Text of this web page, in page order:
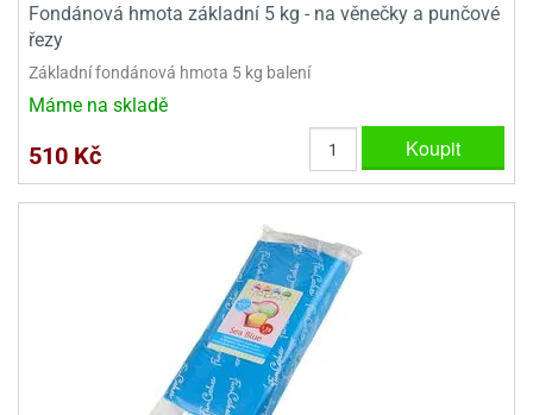
Fondánová hmota základní 5 kg - na věnečky a punčové
řezy
Základní fondánová hmota 5 kg balení
Máme na skladě
510 Kč Koupit